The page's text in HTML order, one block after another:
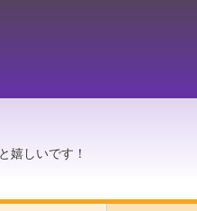
嬉しいです！